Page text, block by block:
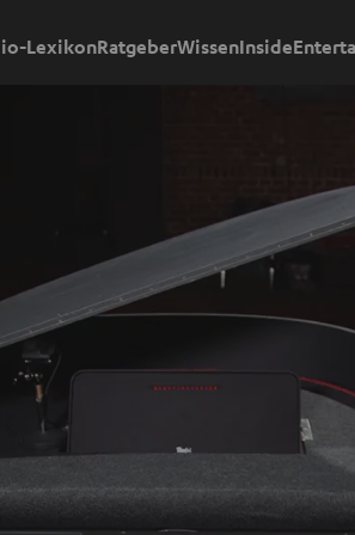
LexikonRatgeberWissenInside